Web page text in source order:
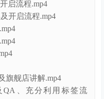
.mp4
绍.mp4
择.mp4
新商品）.mp4